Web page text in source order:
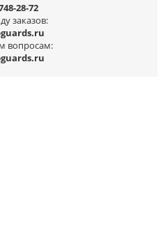
28-72
заказов:
вопросам: